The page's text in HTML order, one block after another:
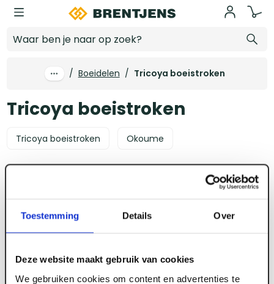
Toestemming Details Over
Deze website maakt gebruik van cookies
We gebruiken cookies om content en advertenties te
Ga naar hoofdinhoud
/ Boeidelen / Tricoya boeistroken
Tricoya boeistroken
Tricoya boeistroken Okoume
Materiaal